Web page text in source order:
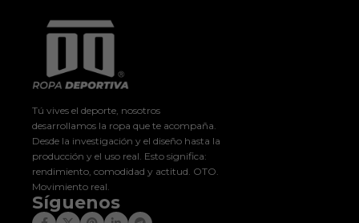
Tú vives el deporte, nosotros
desarrollamos la ropa que te acompaña.
Desde la investigación y el diseño hasta la
producción y el uso real. Esto significa:
rendimiento, comodidad y actitud. OTO.
Movimiento real.
Síguenos